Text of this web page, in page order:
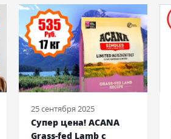
25 сентября 2025
Супер цена! ACANA
Grass-fed Lamb с